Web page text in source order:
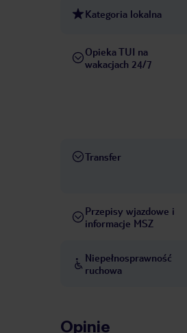
Kategoria lokalna
Opieka TUI na
wakacjach 24/7
Transfer
Przepisy wjazdowe i
informacje MSZ
Niepełnosprawność
ruchowa
Opinie